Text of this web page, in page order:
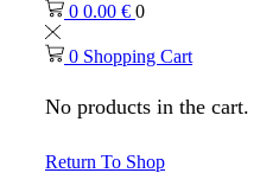
0 0.00 € 0
0 Shopping Cart
No products in the cart.
Return To Shop